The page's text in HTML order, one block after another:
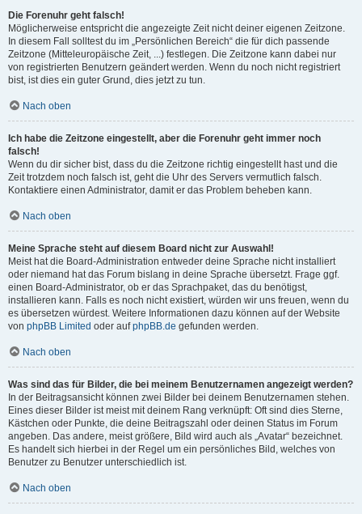
Die Forenuhr geht falsch!
Möglicherweise entspricht die angezeigte Zeit nicht deiner eigenen Zeitzone.
In diesem Fall solltest du im „Persönlichen Bereich“ die für dich passende
Zeitzone (Mitteleuropäische Zeit, ...) festlegen. Die Zeitzone kann dabei nur
von registrierten Benutzern geändert werden. Wenn du noch nicht registriert
bist, ist dies ein guter Grund, dies jetzt zu tun.
Nach oben
Ich habe die Zeitzone eingestellt, aber die Forenuhr geht immer noch
falsch!
Wenn du dir sicher bist, dass du die Zeitzone richtig eingestellt hast und die
Zeit trotzdem noch falsch ist, geht die Uhr des Servers vermutlich falsch.
Kontaktiere einen Administrator, damit er das Problem beheben kann.
Nach oben
Meine Sprache steht auf diesem Board nicht zur Auswahl!
Meist hat die Board-Administration entweder deine Sprache nicht installiert
oder niemand hat das Forum bislang in deine Sprache übersetzt. Frage ggf.
einen Board-Administrator, ob er das Sprachpaket, das du benötigst,
installieren kann. Falls es noch nicht existiert, würden wir uns freuen, wenn du
es übersetzen würdest. Weitere Informationen dazu können auf der Website
von phpBB Limited oder aufphpBB.de gefunden werden.
Nach oben
Was sind das für Bilder, die bei meinem Benutzernamen angezeigt werden?
In der Beitragsansicht können zwei Bilder bei deinem Benutzernamen stehen.
Eines dieser Bilder ist meist mit deinem Rang verknüpft: Oft sind dies Sterne,
Kästchen oder Punkte, die deine Beitragszahl oder deinen Status im Forum
angeben. Das andere, meist größere, Bild wird auch als „Avatar“ bezeichnet.
Es handelt sich hierbei in der Regel um ein persönliches Bild, welches von
Benutzer zu Benutzer unterschiedlich ist.
Nach oben